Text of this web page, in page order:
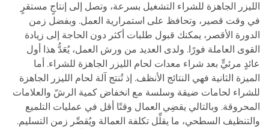
الليزر الجاهزة للشراء التشغيل بسرعة، وتصل إلى إنتاجٍ مستقرٍ
في وقت قصير، وتحافظ على استمرارية العمل. وبفضل زمن
الدورة الأقصر، يمكنك قبول طلبات أكثر دون الحاجة إلى زيادة
القوى العاملة فورًا. ولدى العديد من ورش العمل، يُعَدُّ هذا أول
عائدٍ مرئيٍّ بعد شراء معدات لحام الليزر الجاهزة للشراء. أما
الميزة الثانية فهي النتائج الأنظف. إذ تُنتج آلة لحام الليزر الجاهزة
للشراء لحامات ضيقة وسلسة مع انخفاض كمية الرشّ والعلامات
المحروقة. وبالتالي يقضِي العمال وقتًا أقل في عمليات التلميع
والتنظيف السطحي، ما يقلِّل تكلفة العمالة ويُقصِّر زمن التسليم.